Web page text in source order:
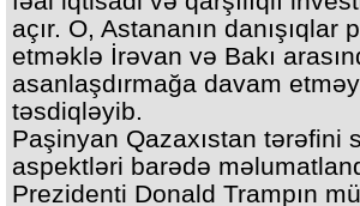
açır. O, Astananın danışıqlar
etməklə İrəvan və Bakı
asanlaşdırmağa davam
təsdiqləyib.
Paşinyan Qazaxıstan tərəfini
aspektləri barədə
Prezidenti Donald Trampın